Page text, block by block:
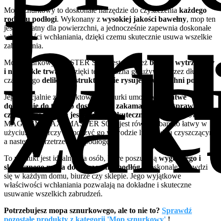
w
Mop sznurkowy to doskonałe narzędzie do czyszczenia każdego
rodzaju podłogi. Wykonany z wysokiej jakości bawełny, mop ten
jest delikatny dla powierzchni, a jednocześnie zapewnia doskonałe
właściwości wchłaniania, dzięki czemu skutecznie usuwa wszelkie
zabrudzenia.
Mop sznurkowy MASTER S077 jest równieżbardzo wytrzymały
i niezwykle trwały
. Dzięki temu można go używać przez długi
czas, a jego delikatna struktura nie rysuje powierzchni podłogi
Jego specjalnie zaprojektowane sznurki umożliwiają
łatwe
docieranie do trudno dostępnych zakamarków, co sprawia, że ​​
czyszczenie podłogi jest szybkie i skuteczne
. Mop sznurkowy
MAGNUM MAXI MASTER S077 jest również bardzo łatwy w
użyciu. Wystarczy namoczyć go w wodzie lub środku czyszczącym,
a następnie przetrzeć nim podłogę.
To produkt jest idealny dla osób, które poszukują wygodnego i
skutecznego mopa do czyszczenia podłóg. Doskonale sprawdzi
się w każdym domu, biurze czy sklepie. Jego wyjątkowe
właściwości wchłaniania pozwalają na dokładne i skuteczne
usuwanie wszelkich zabrudzeń.
Potrzebujesz mopa sznurkowego, ale to nie to? Sprawdź
pozostałe produkty z kategorii 'Mop sznurkowy' !